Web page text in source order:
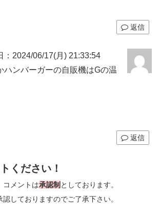
返信
：2024/06/17(月) 21:33:54
ハンバーガーの自販機はGの温
返信
ください！
メントは承認制 としております。
しておりますのでご了承下さい。